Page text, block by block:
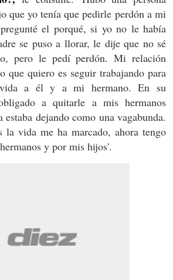
que yo tenía que pedirle perdón a mi
el porqué, si yo no le había
se puso a llorar, le dije que no sé
pero le pedí perdón. Mi relación
que quiero es seguir trabajando para
a él y a mi hermano. En su
a quitarle a mis hermanos
dejando como una vagabunda.
la vida me ha marcado, ahora tengo
y por mis hijos'.